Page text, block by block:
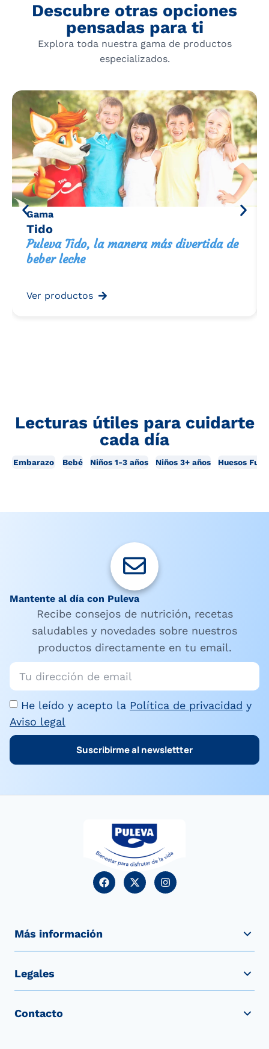
Descubre otras opciones
pensadas para ti
Explora toda nuestra gama de productos
especializados.
Gama
Tido
Puleva Tido, la manera más divertida de
beber leche
Ver productos
Lecturas útiles para cuidarte
cada día
Embarazo Bebé Niños 1-3 años Niños 3+ años Huesos
Mantente al día con Puleva
Recibe consejos de nutrición, recetas
saludables y novedades sobre nuestros
productos directamente en tu email.
He leído y acepto la Política de privacidad y
Aviso legal
Suscribirme al newslettter
Más información
Legales
Contacto